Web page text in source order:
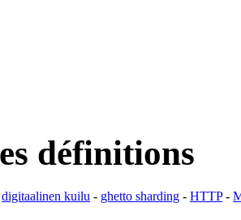
définitions
digitaalinen kuilu - ghetto sharding - HTTP-